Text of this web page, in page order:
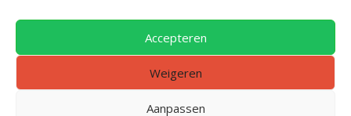
Accepteren
Weigeren
Aanpassen
OM KINDEREN
ONDERMIJNING